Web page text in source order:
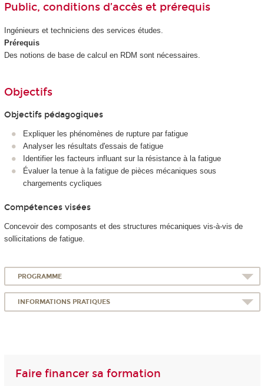
Public, conditions d’accès et prérequis
Ingénieurs et techniciens des services études.
Prérequis
Des notions de base de calcul en RDM sont nécessaires.
Objectifs
Objectifs pédagogiques
Expliquer les phénomènes de rupture par fatigue
Analyser les résultats d'essais de fatigue
Identifier les facteurs influant sur la résistance à la fatigue
Évaluer la tenue à la fatigue de pièces mécaniques sous
chargements cycliques
Compétences visées
Concevoir des composants et des structures mécaniques vis-à-vis de
sollicitations de fatigue.
PROGRAMME
INFORMATIONS PRATIQUES
Faire financer sa formation